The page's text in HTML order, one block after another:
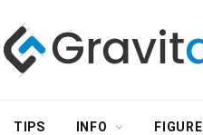
TIPS INFO FIGURE